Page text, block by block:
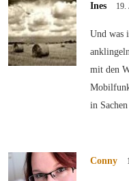
Ines 19.
Und was
mit den
in
Conny